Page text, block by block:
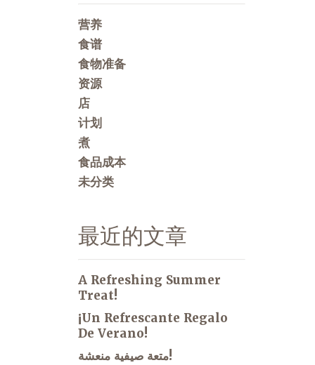
营养
食谱
食物准备
资源
店
计划
煮
食品成本
未分类
最近的文章
A Refreshing Summer
Treat!
¡Un Refrescante Regalo
De Verano!
متعة صيفية منعشة!